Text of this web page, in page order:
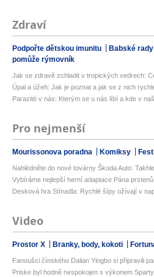
Zdraví
Podpořte dětskou imunitu Babské
pomůže rýmovník
Jak se zdravě zchladit v tropických vedrech:
Úpal a úžeh: Jak je poznat a jak se z nich
Parazité v nás: Kterým se u nás líbí a kde v
Pro nejmenší
Mourissonova poradna Komiksy
Nahlédněte do nové továrny Škoda Auto:
Vybíráme nejlepší herní adaptace Pána
Desková hra Stínadla: Rychlé šípy ožívají v
Video
Prostor X Branky, body, kokoti
Fanoušci čínského Dalian Yingbo si připravili
Priske byl hodně nespokojen s výkonem